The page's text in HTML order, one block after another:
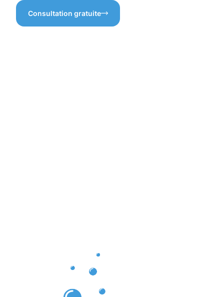
Consultation gratuite